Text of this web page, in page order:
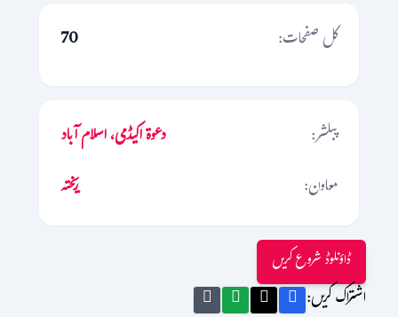
کل صفحات:
70
پبلشر:
دعوۃ اکیڈمی، اسلام آباد
معاون:
ریختہ
ڈاؤنلوڈ شروع کریں
اشتراک کریں: